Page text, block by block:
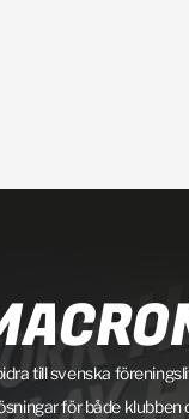
till svenska
för både klubben